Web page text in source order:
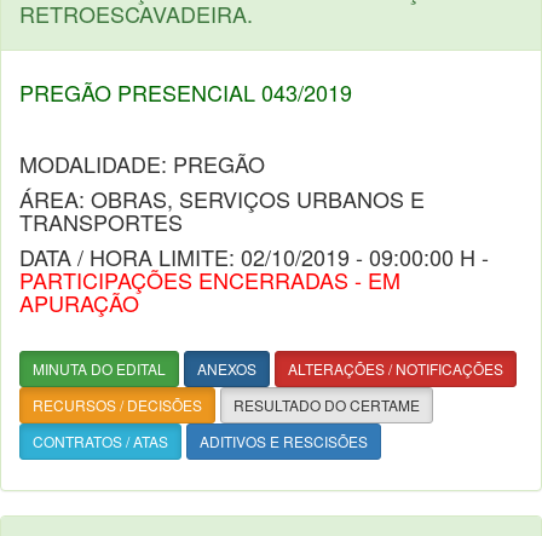
RETROESCAVADEIRA.
PREGÃO PRESENCIAL 043/2019
MODALIDADE: PREGÃO
ÁREA: OBRAS, SERVIÇOS URBANOS E
TRANSPORTES
DATA / HORA LIMITE: 02/10/2019 - 09:00:00 H -
PARTICIPAÇÕES ENCERRADAS - EM
APURAÇÃO
MINUTA DO EDITAL ANEXOS
ALTERAÇÕES / NOTIFICAÇÕES
RECURSOS / DECISÕES
RESULTADO DO CERTAME
CONTRATOS / ATAS
ADITIVOS E RESCISÕES